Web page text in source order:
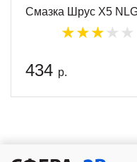
Смазка Шрус X5
434 р.